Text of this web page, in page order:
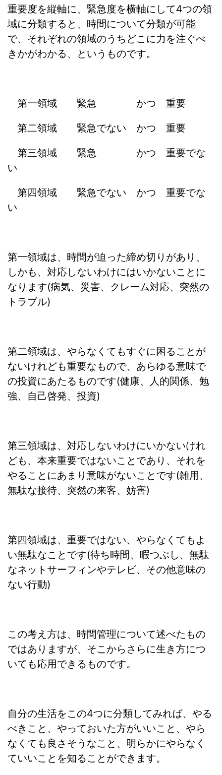
重要度を縦軸に、緊急度を横軸にして4つの領
域に分類すると、時間について分類が可能
で、それぞれの領域のうちどこに力を注ぐべ
きかがわかる、というものです。
第一領域 緊急 かつ 重要
第二領域 緊急でない かつ 重要
第三領域 緊急 かつ 重要でな
い
第四領域 緊急でない かつ 重要でな
い
第一領域は、時間が迫った締め切りがあり、
しかも、対応しないわけにはいかないことに
なります(病気、災害、クレーム対応、突然の
トラブル)
第二領域は、やらなくてもすぐに困ることが
ないけれども重要なもので、あらゆる意味で
の投資にあたるものです(健康、人的関係、勉
強、自己啓発、投資)
第三領域は、対応しないわけにいかないけれ
ども、本来重要ではないことであり、それを
やることにあまり意味がないことです(雑用、
無駄な接待、突然の来客、妨害)
第四領域は、重要ではない、やらなくてもよ
い無駄なことです(待ち時間、暇つぶし、無駄
なネットサーフィンやテレビ、その他意味の
ない行動)
この考え方は、時間管理について述べたもの
ではありますが、そこからさらに生き方につ
いても応用できるものです。
自分の生活をこの4つに分類してみれば、やる
べきこと、やっておいた方がいいこと、やら
なくても良さそうなこと、明らかにやらなく
ていいことを知ることができます。